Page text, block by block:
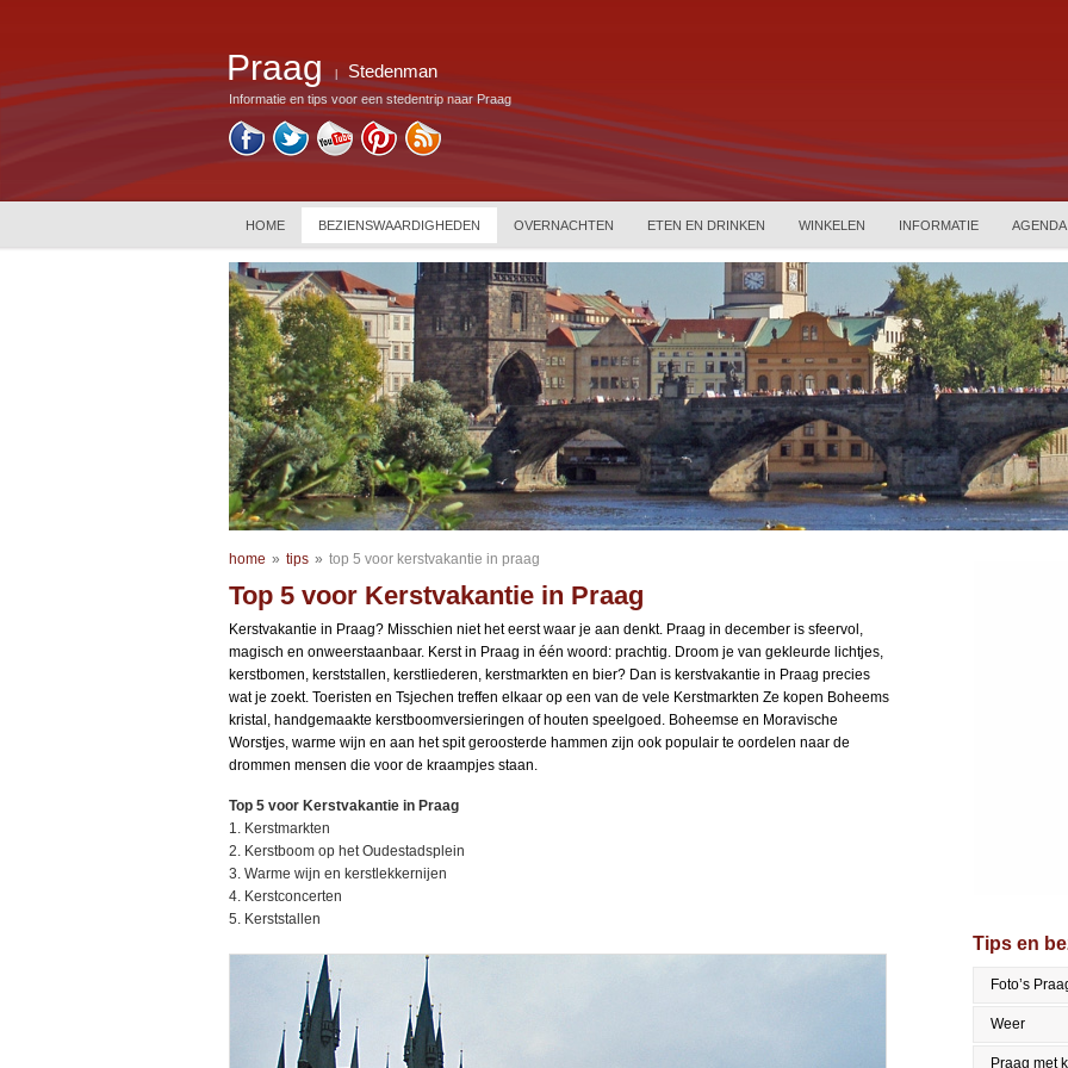
Praag Stedenman
Informatie en tips voor een stedentrip naar Praag
HOME BEZIENSWAARDIGHEDEN OVERNACHTEN ETEN EN DRINKEN WINKELEN INFORMATIE AGENDA
home » tips » top 5 voor kerstvakantie in praag
Top 5 voor Kerstvakantie in Praag
Kerstvakantie in Praag? Misschien niet het eerst waar je aan denkt. Praag in december is sfeervol,
magisch en onweerstaanbaar. Kerst in Praag in één woord: prachtig. Droom je van gekleurde lichtjes,
kerstbomen, kerststallen, kerstliederen, kerstmarkten en bier? Dan is kerstvakantie in Praag precies
wat je zoekt. Toeristen en Tsjechen treffen elkaar op een van de vele Kerstmarkten Ze kopen Boheems
kristal, handgemaakte kerstboomversieringen of houten speelgoed. Boheemse en Moravische
Worstjes, warme wijn en aan het spit geroosterde hammen zijn ook populair te oordelen naar de
drommen mensen die voor de kraampjes staan.
Top 5 voor Kerstvakantie in Praag
1. Kerstmarkten
2. Kerstboom op het Oudestadsplein
3. Warme wijn en kerstlekkernijen
4. Kerstconcerten
5. Kerststallen
Tips en
Foto’s
Weer
Praag met